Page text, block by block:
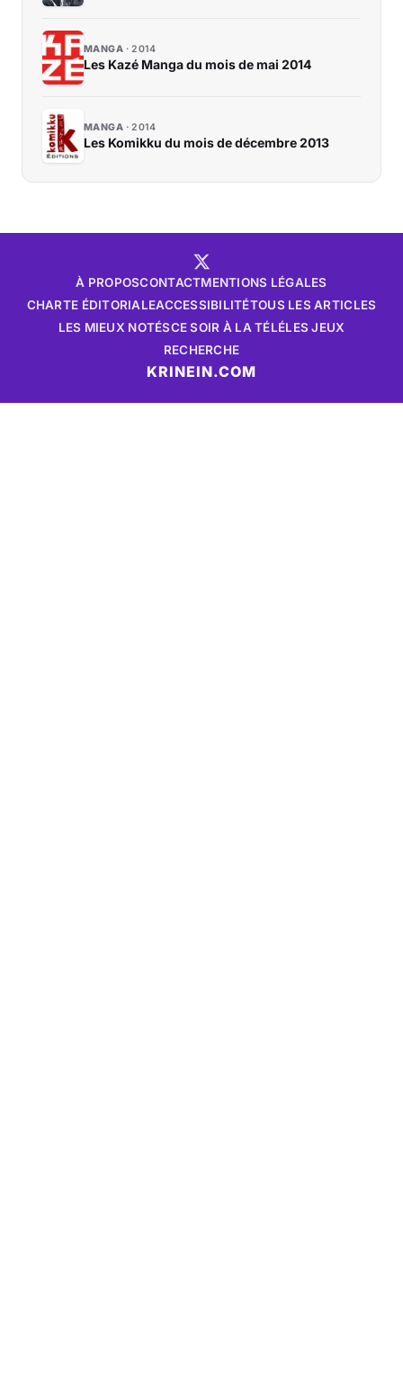
MANGA 2014
Les Kazé Manga du mois de mai 2014
MANGA 2014
Les Komikku du mois de décembre 2013
À PROPOSCONTACTMENTIONS LÉGALES
CHARTE ÉDITORIALEACCESSIBILITÉTOUS LES ARTICLES
LES MIEUX NOTÉSCE SOIR À LA TÉLÉLES JEUX
RECHERCHE
KRINEIN.COM